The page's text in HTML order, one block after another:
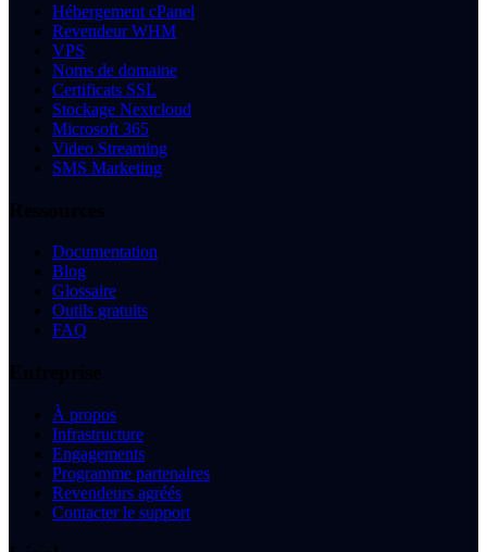
Hébergement cPanel
Revendeur WHM
VPS
Noms de domaine
Certificats SSL
Stockage Nextcloud
Microsoft 365
Video Streaming
SMS Marketing
Documentation
Blog
Glossaire
Outils gratuits
FAQ
À propos
Infrastructure
Engagements
Programme partenaires
Revendeurs agréés
Contacter le support